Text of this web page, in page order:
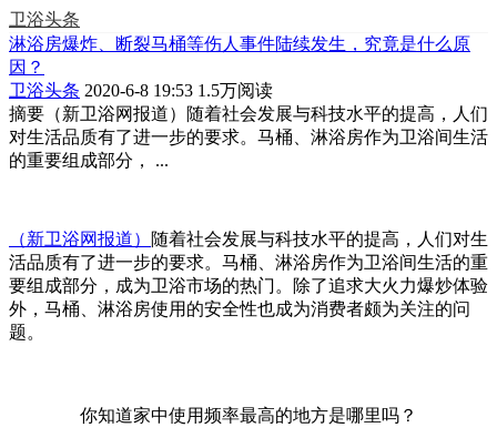
卫浴头条
淋浴房爆炸、断裂马桶等伤人事件陆续发生，究竟是什么原
因？
卫浴头条 2020-6-8 19:53 1.5万阅读
摘要 （新卫浴网报道）随着社会发展与科技水平的提高，人们
对生活品质有了进一步的要求。马桶、淋浴房作为卫浴间生活
的重要组成部分， ...
（新卫浴网报道）
随着社会发展与科技水平的提高，人们对生
活品质有了进一步的要求。马桶、淋浴房作为卫浴间生活的重
要组成部分，成为卫浴市场的热门。除了追求大火力爆炒体验
外，马桶、淋浴房使用的安全性也成为消费者颇为关注的问
题。
你知道家中使用频率最高的地方是哪里吗？